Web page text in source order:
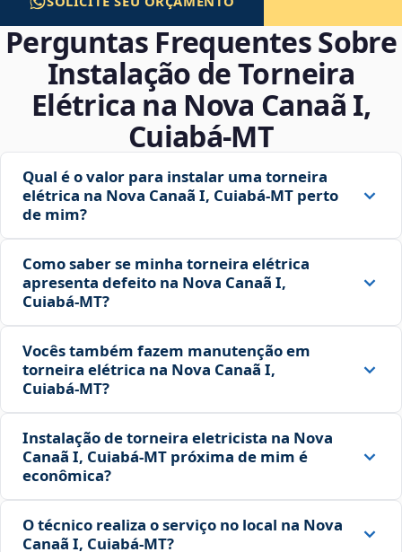
Perguntas Frequentes Sobre
Instalação de Torneira
Elétrica na Nova Canaã I,
Cuiabá‑MT
Qual é o valor para instalar uma torneira
elétrica na Nova Canaã I, Cuiabá‑MT perto
de mim?
Como saber se minha torneira elétrica
apresenta defeito na Nova Canaã I,
Cuiabá‑MT?
Vocês também fazem manutenção em
torneira elétrica na Nova Canaã I,
Cuiabá‑MT?
Instalação de torneira eletricista na Nova
Canaã I, Cuiabá‑MT próxima de mim é
econômica?
O técnico realiza o serviço no local na Nova
Canaã I, Cuiabá‑MT?